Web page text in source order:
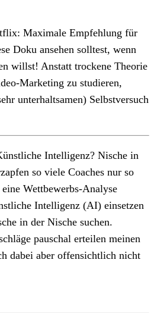
Maximale Empfehlung für
Doku ansehen solltest, wenn
willst! Anstatt trockene Theorie
Marketing zu studieren,
unterhaltsamen) Selbstversuch
Intelligenz? Nische in
so viele Coaches nur so
Wettbewerbs-Analyse
Intelligenz (AI) einsetzen
in der Nische suchen.
pauschal erteilen meinen
dabei aber offensichtlich nicht